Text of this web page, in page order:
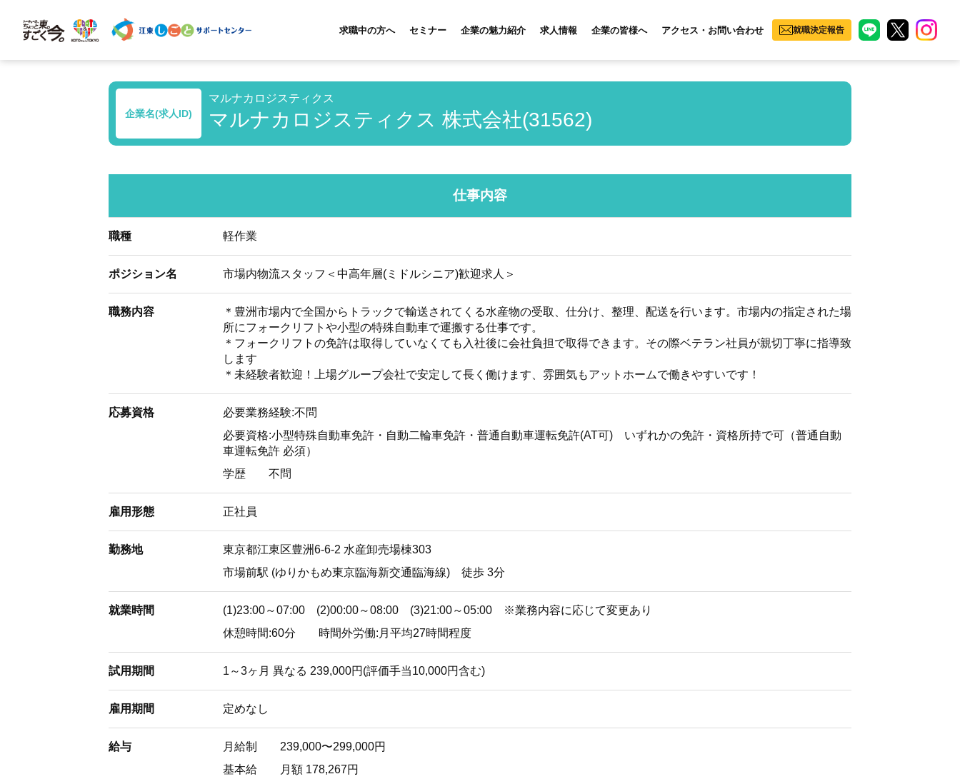
求職中の方へ セミナー 企業の魅力紹介 求人情報 企業の皆様へ アクセス・お問い合わせ 就職決定報告
企業名(求人ID)
マルナカロジスティクス
マルナカロジスティクス 株式会社(31562)
仕事内容
職種 軽作業
ポジション名 市場内物流スタッフ＜中高年層(ミドルシニア)歓迎求人＞
職務内容
＊豊洲市場内で全国からトラックで輸送されてくる水産物の受取、仕分け、整理、配送を行います。市場内の指定された場
所にフォークリフトや小型の特殊自動車で運搬する仕事です。
＊フォークリフトの免許は取得していなくても入社後に会社負担で取得できます。その際ベテラン社員が親切丁寧に指導致
します
＊未経験者歓迎！上場グループ会社で安定して長く働けます、雰囲気もアットホームで働きやすいです！
応募資格
必要業務経験:不問
必要資格:小型特殊自動車免許・自動二輪車免許・普通自動車運転免許(AT可) いずれかの免許・資格所持で可（普通自動
車運転免許 必須）
学歴
不問
雇用形態 正社員
勤務地
東京都江東区豊洲6-6-2 水産卸売場棟303
市場前駅 (ゆりかもめ東京臨海新交通臨海線) 徒歩 3分
就業時間
(1)23:00～07:00 (2)00:00～08:00 (3)21:00～05:00 ※業務内容に応じて変更あり
休憩時間:60分 時間外労働:月平均27時間程度
試用期間 1～3ヶ月 異なる 239,000円(評価手当10,000円含む)
雇用期間 定めなし
給与 月給制
239,000〜299,000円
基本給
月額 178,267円